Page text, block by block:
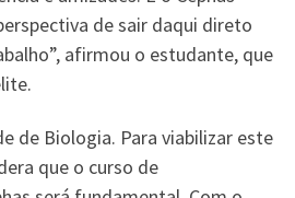
de sair daqui direto
afirmou o estudante, que
de Biologia. Para viabilizar este
que o curso de